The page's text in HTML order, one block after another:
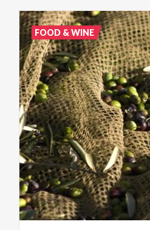
FOOD & WINE